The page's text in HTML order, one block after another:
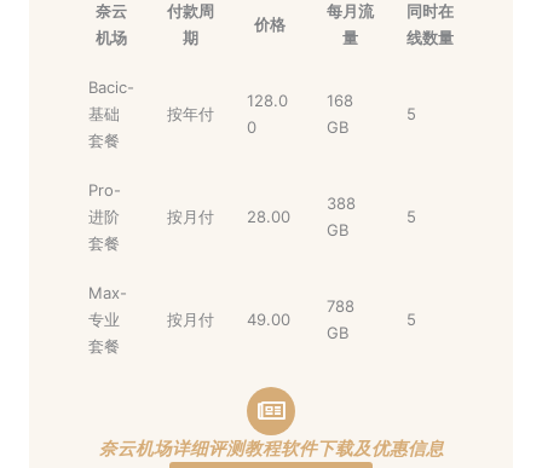
奈云
机场
付款周
期
价格
每月流
量
同时在
线数量
Bacic-
基础
套餐
按年付
128.0
0
168
GB
5
Pro-
进阶
套餐
按月付 28.00
388
GB
5
Max-
专业
套餐
按月付 49.00
788
GB
5
奈云机场详细评测教程软件下载及优惠信息